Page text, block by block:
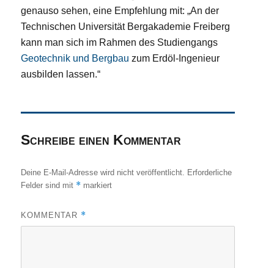
genauso sehen, eine Empfehlung mit: „An der
Technischen Universität Bergakademie Freiberg
kann man sich im Rahmen des Studiengangs
Geotechnik und Bergbau zum Erdöl-Ingenieur
ausbilden lassen.“
Schreibe einen Kommentar
Deine E-Mail-Adresse wird nicht veröffentlicht. Erforderliche
Felder sind mit * markiert
KOMMENTAR *